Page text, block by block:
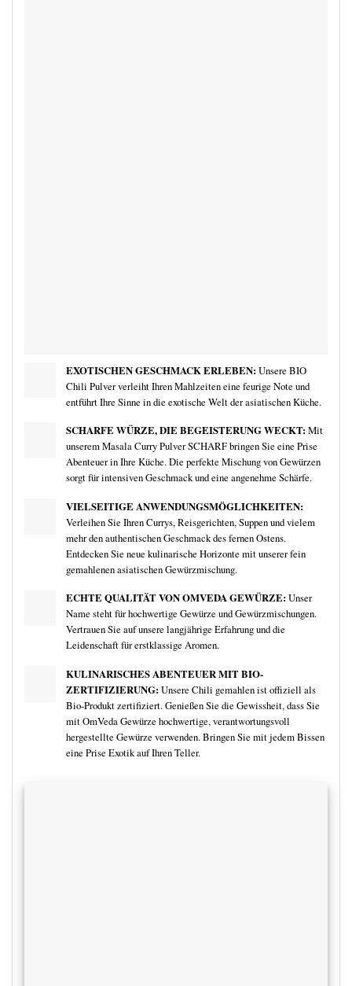
EXOTISCHEN GESCHMACK ERLEBEN: Unsere BIO
Chili Pulver verleiht Ihren Mahlzeiten eine feurige Note und
entführt Ihre Sinne in die exotische Welt der asiatischen Küche.
SCHARFE WÜRZE, DIE BEGEISTERUNG WECKT: Mit
unserem Masala Curry Pulver SCHARF bringen Sie eine Prise
Abenteuer in Ihre Küche. Die perfekte Mischung von Gewürzen
sorgt für intensiven Geschmack und eine angenehme Schärfe.
VIELSEITIGE ANWENDUNGSMÖGLICHKEITEN:
Verleihen Sie Ihren Currys, Reisgerichten, Suppen und vielem
mehr den authentischen Geschmack des fernen Ostens.
Entdecken Sie neue kulinarische Horizonte mit unserer fein
gemahlenen asiatischen Gewürzmischung.
ECHTE QUALITÄT VON OMVEDA GEWÜRZE: Unser
Name steht für hochwertige Gewürze und Gewürzmischungen.
Vertrauen Sie auf unsere langjährige Erfahrung und die
Leidenschaft für erstklassige Aromen.
KULINARISCHES ABENTEUER MIT BIO-
ZERTIFIZIERUNG: Unsere Chili gemahlen ist offiziell als
Bio-Produkt zertifiziert. Genießen Sie die Gewissheit, dass Sie
mit OmVeda Gewürze hochwertige, verantwortungsvoll
hergestellte Gewürze verwenden. Bringen Sie mit jedem Bissen
eine Prise Exotik auf Ihren Teller.